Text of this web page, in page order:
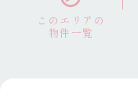
このエリアの
物件一覧